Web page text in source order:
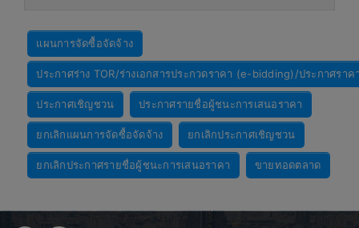
แผนการจัดซื้อจัดจ้าง
ประกาศร่าง TOR/ร่างเอกสารประกวดราคา (e-bidding)/ประกาศราค
ประกาศเชิญชวน ประกาศรายชื่อผู้ชนะการเสนอราคา
ยกเลิกแผนการจัดซื้อจัดจ้าง ยกเลิกประกาศเชิญชวน
ยกเลิกประกาศรายชื่อผู้ชนะการเสนอราคา ขายทอดตลาด